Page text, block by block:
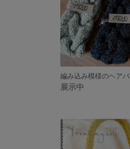
展示中